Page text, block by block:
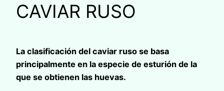
CAVIAR RUSO
La clasificación del caviar ruso se basa
principalmente en la especie de esturión de la
que se obtienen las huevas.